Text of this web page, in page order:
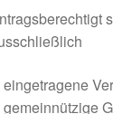
und Programme
eingetragene
gemeinnützige